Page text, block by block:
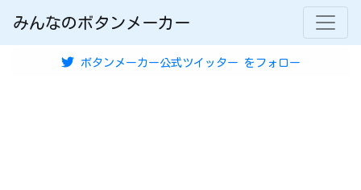
みんなのボタンメーカー
ボタンメーカー公式ツイッター をフォロー